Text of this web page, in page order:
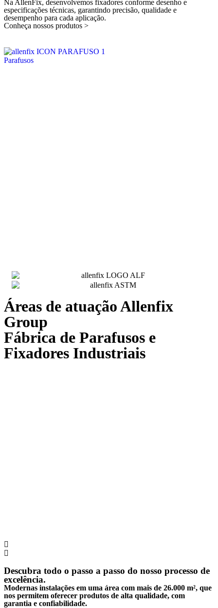
Na AllenFix, desenvolvemos fixadores conforme desenho e
especificações técnicas, garantindo precisão, qualidade e
desempenho para cada aplicação.
Conheça nossos produtos >
Parafusos
Áreas de atuação Allenfix
Group
Fábrica de Parafusos e
Fixadores Industriais
Descubra todo o passo a passo do nosso processo de
excelência.
Modernas instalações em uma área com mais de 26.000 m², que
nos permitem oferecer produtos de alta qualidade, com
garantia e confiabilidade.